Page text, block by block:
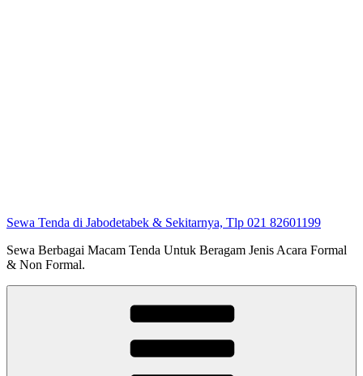
Sewa Tenda di Jabodetabek & Sekitarnya, Tlp 021 82601199
Sewa Berbagai Macam Tenda Untuk Beragam Jenis Acara Formal
& Non Formal.